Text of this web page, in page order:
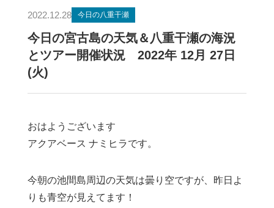
2022.12.28 今日の八重干瀬
今日の宮古島の天気＆八重干瀬の海況
とツアー開催状況 2022年 12月 27日
(火)
おはようございます
アクアベース ナミヒラです。
今朝の池間島周辺の天気は曇り空ですが、昨日よ
りも青空が見えてます！